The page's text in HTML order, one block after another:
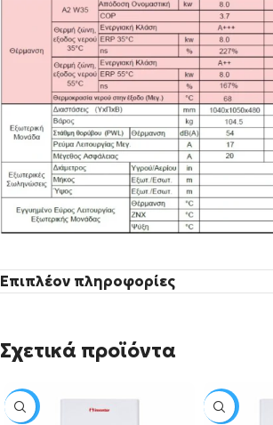
Επιπλέον πληροφορίες
Σχετικά προϊόντα
SALE SALE